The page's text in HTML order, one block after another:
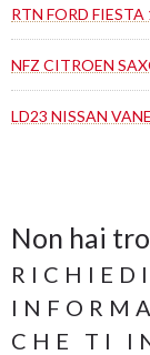
RTN FORD
NFZ CITROEN
LD23 NISSAN
Non hai
CHE TI